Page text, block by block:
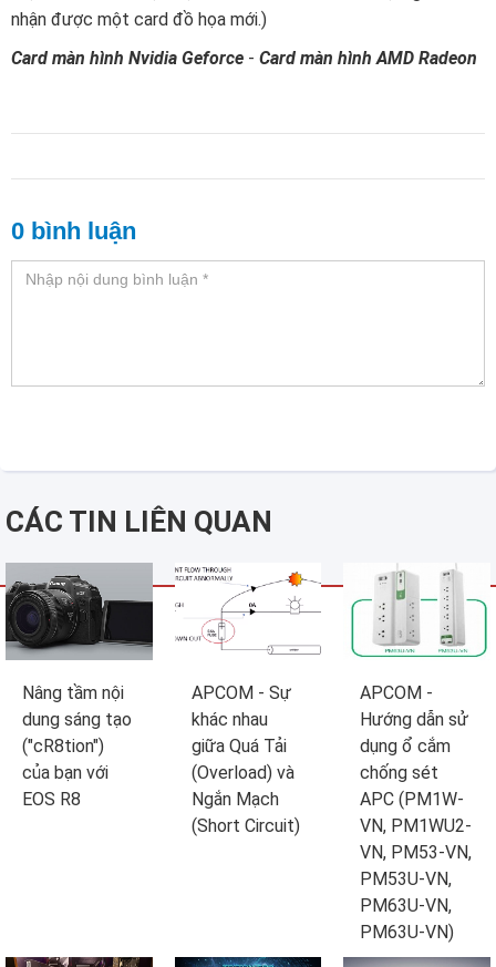
nhận được một card đồ họa mới.)
Card màn hình Nvidia Geforce - Card màn hình AMD Radeon
0 bình luận
CÁC TIN LIÊN QUAN
Nâng tầm nội
dung sáng tạo
("cR8tion")
của bạn với
EOS R8
APCOM - Sự
khác nhau
giữa Quá Tải
(Overload) và
Ngắn Mạch
(Short Circuit)
APCOM -
Hướng dẫn sử
dụng ổ cắm
chống sét
APC (PM1W-
VN, PM1WU2-
VN, PM53-VN,
PM53U-VN,
PM63U-VN,
PM63U-VN)